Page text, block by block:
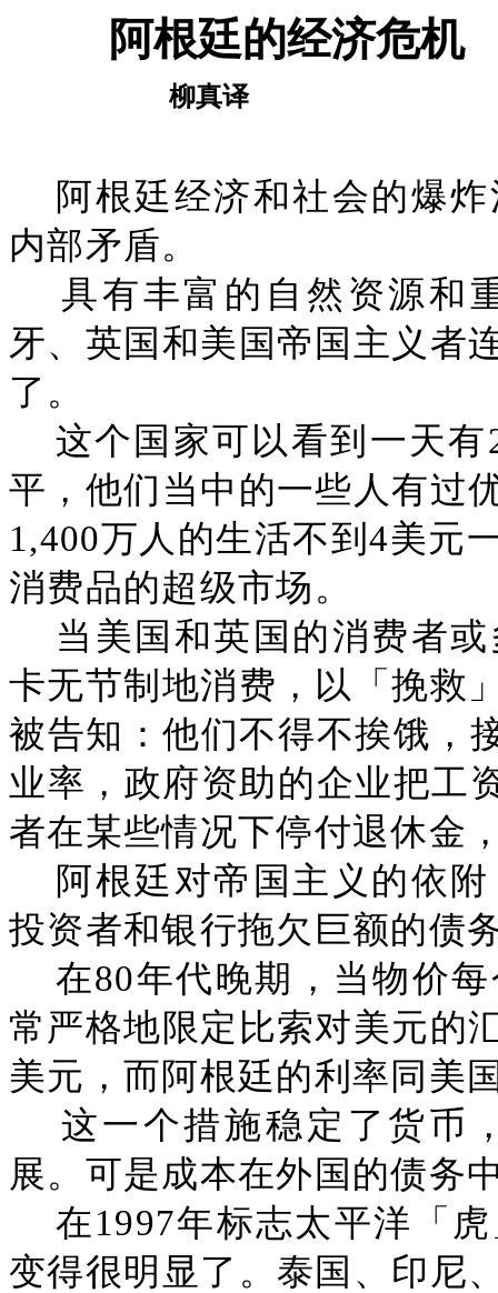
阿根廷的经济危机
柳真译
阿根廷经济和社会的爆
内部矛盾。
具有丰富的自然资源和
牙、英国和美国帝国主义者
了。
这个国家可以看到一天
平，他们当中的一些人有过
1,400万人的生活不到4美元
消费品的超级市场。
当美国和英国的消费者
卡无节制地消费，以「挽救
被告知：他们不得不挨饿，
业率，政府资助的企业把工
者在某些情况下停付退休金
阿根廷对帝国主义的依
投资者和银行拖欠巨额的债
在80年代晚期，当物价
常严格地限定比索对美元的
美元，而阿根廷的利率同美
这一个措施稳定了货币
展。可是成本在外国的债务
在1997年标志太平洋「
变得很明显了。泰国、印尼